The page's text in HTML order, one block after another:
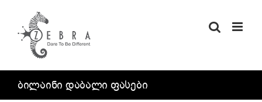
content
ბილაინი დაბალი ფასები